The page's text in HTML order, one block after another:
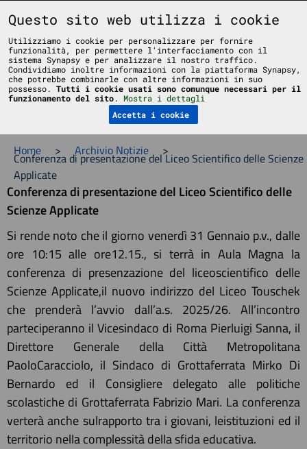
Liceo Scientifico Statale Bruno Touschek - Grottaferrata - Roma
Menu
Home > Archivio Notizie >
Conferenza di presentazione del Liceo Scientifico delle Scienze
Applicate
Conferenza di presentazione del Liceo Scientifico delle
Scienze Applicate
Si rende noto che il giorno venerdì 31 Gennaio p.v., dalle
ore 10:15 alle ore12.15., si terrà in Aula Magna la
conferenza di presenzazione del liceoscientifico delle
Scienze Applicate,il nuovo indirizzo del Liceo Touschek
che prenderà l’avvio dall’a.s. 2025/26. All’incontro
parteciperanno il Vicesindaco di Roma Pierluigi Sanna, il
Direttore Generale della Città Metropolitana
PaoloCaracciolo, il Sindaco di Grottaferrata Mirko Di
Bernardo ed il Consigliere delegato alle politiche
scolastiche di Grottaferrata Fabrizio Mari. La conferenza
verterà anche sulrapporto tra i giovani, leistituzioni ed il
territorio nella complessità della sfida educativa.
Questo sito web utilizza i cookie
Utilizziamo i cookie per personalizzare per fornire
funzionalità, per permettere l'interfacciamento con il
sistema Synapsy e per analizzare il nostro traffico.
Condividiamo inoltre informazioni con la piattaforma Synapsy,
che potrebbe combinarle con altre informazioni in suo
possesso. Tutti i cookie usati sono comunque necessari per il
funzionamento del sito. Mostra i dettagli
Accetta i cookie